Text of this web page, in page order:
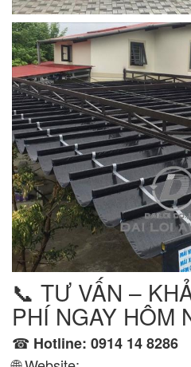
📞 TƯ VẤN –
PHÍ NGAY HÔM
☎ Hotline: 0914 14 8286